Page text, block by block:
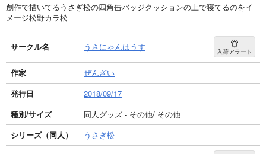
創作で描いてるうさぎ松の四角缶バッジクッションの上で寝てるのをイ
メージ松野カラ松
サークル名 うさにゃんはうす 入荷アラート
作家
ぜんざい
発行日
2018/09/17
種別/サイズ
同人グッズ - その他/ その他
シリーズ（同人）
うさぎ松